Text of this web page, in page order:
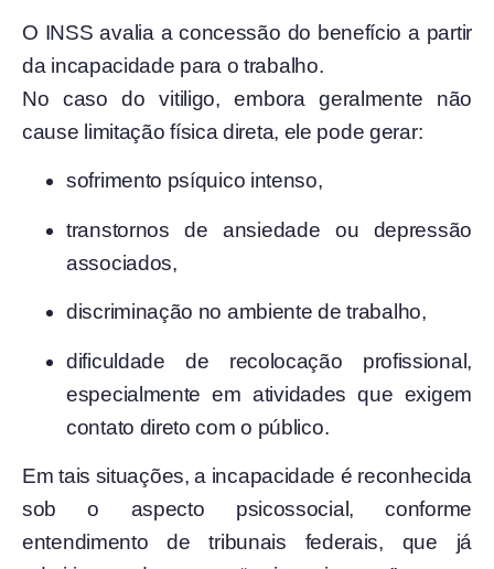
O INSS avalia a concessão do benefício a partir
da incapacidade para o trabalho.
No caso do vitiligo, embora geralmente não
cause limitação física direta, ele pode gerar:
sofrimento psíquico intenso,
transtornos de ansiedade ou depressão
associados,
discriminação no ambiente de trabalho,
dificuldade de recolocação profissional,
especialmente em atividades que exigem
contato direto com o público.
Em tais situações, a incapacidade é reconhecida
sob o aspecto psicossocial, conforme
entendimento de tribunais federais, que já